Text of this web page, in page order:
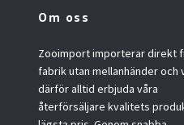
Om oss
Zooimport importerar direkt
fabrik utan mellanhänder och
därför alltid erbjuda våra
återförsäljare kvalitets